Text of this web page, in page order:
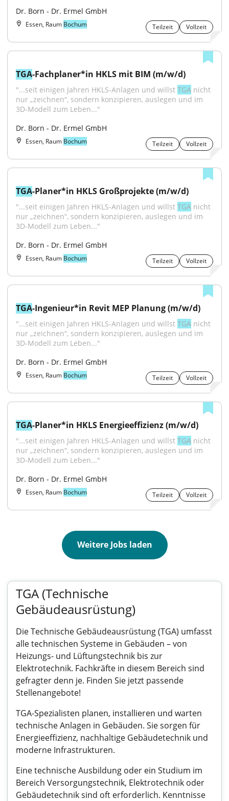
Dr. Born - Dr. Ermel GmbH
Essen, Raum Bochum Teilzeit Vollzeit
TGA-Fachplaner*in HKLS mit BIM (m/w/d)
"...seit einigen Jahren HKLS‑Anlagen und willst TGA nicht
nur „zeichnen“, sondern konzipieren, auslegen und im
3D‑Modell zum Leben..."
Dr. Born - Dr. Ermel GmbH
Essen, Raum Bochum Teilzeit Vollzeit
TGA-Planer*in HKLS Großprojekte (m/w/d)
"...seit einigen Jahren HKLS‑Anlagen und willst TGA nicht
nur „zeichnen“, sondern konzipieren, auslegen und im
3D‑Modell zum Leben..."
Dr. Born - Dr. Ermel GmbH
Essen, Raum Bochum Teilzeit Vollzeit
TGA-Ingenieur*in Revit MEP Planung (m/w/d)
"...seit einigen Jahren HKLS‑Anlagen und willst TGA nicht
nur „zeichnen“, sondern konzipieren, auslegen und im
3D‑Modell zum Leben..."
Dr. Born - Dr. Ermel GmbH
Essen, Raum Bochum Teilzeit Vollzeit
TGA-Planer*in HKLS Energieeffizienz (m/w/d)
"...seit einigen Jahren HKLS‑Anlagen und willst TGA nicht
nur „zeichnen“, sondern konzipieren, auslegen und im
3D‑Modell zum Leben..."
Dr. Born - Dr. Ermel GmbH
Essen, Raum Bochum Teilzeit Vollzeit
Weitere Jobs laden
TGA (Technische
Gebäudeausrüstung)
Die Technische Gebäudeausrüstung (TGA) umfasst
alle technischen Systeme in Gebäuden – von
Heizungs- und Lüftungstechnik bis zur
Elektrotechnik. Fachkräfte in diesem Bereich sind
gefragter denn je. Finden Sie jetzt passende
Stellenangebote!
TGA-Spezialisten planen, installieren und warten
technische Anlagen in Gebäuden. Sie sorgen für
Energieeffizienz, nachhaltige Gebäudetechnik und
moderne Infrastrukturen.
Eine technische Ausbildung oder ein Studium im
Bereich Versorgungstechnik, Elektrotechnik oder
Gebäudetechnik sind oft erforderlich. Kenntnisse